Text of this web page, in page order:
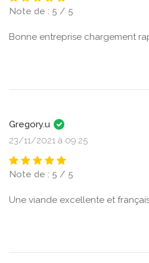
Note de : 5 / 5
Bonne entreprise chargement
Gregory.u
23/11/2021 à 09:25
Note de : 5 / 5
Une viande excellente et